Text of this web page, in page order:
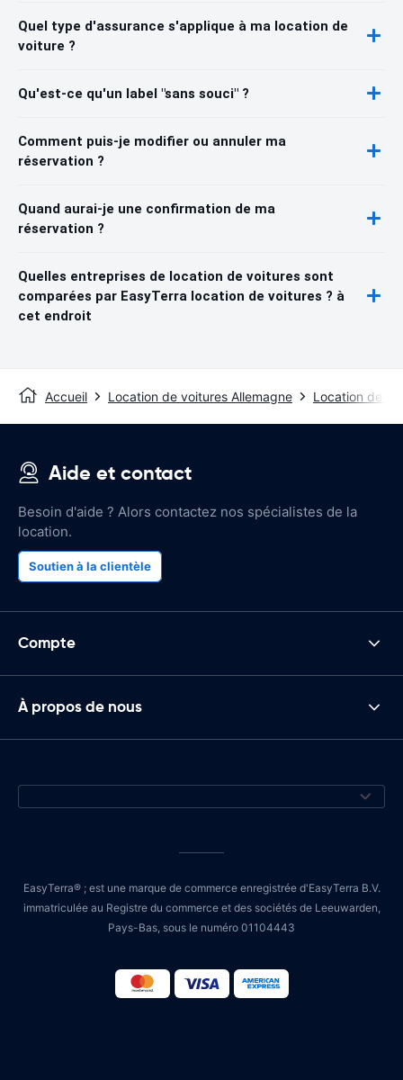
Quel type d'assurance s'applique à ma location de
voiture ?
Qu'est-ce qu'un label "sans souci" ?
Comment puis-je modifier ou annuler ma
réservation ?
Quand aurai-je une confirmation de ma
réservation ?
Quelles entreprises de location de voitures sont
comparées par EasyTerra location de voitures ? à
cet endroit
Accueil Location de voitures Allemagne Location de
Aide et contact
Besoin d'aide ? Alors contactez nos spécialistes de la
location.
Soutien à la clientèle
Compte
À propos de nous
EasyTerra® ; est une marque de commerce enregistrée d'EasyTerra B.V.
immatriculée au Registre du commerce et des sociétés de Leeuwarden,
Pays-Bas, sous le numéro 01104443